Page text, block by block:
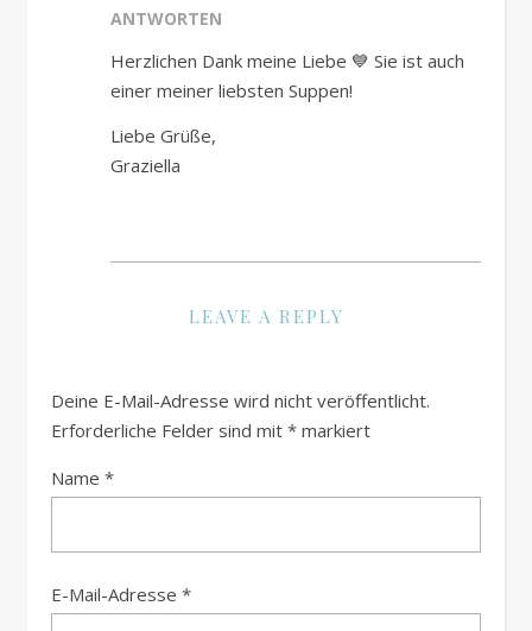
ANTWORTEN
Herzlichen Dank meine Liebe 💙 Sie ist auch
einer meiner liebsten Suppen!
Liebe Grüße,
Graziella
LEAVE A REPLY
Deine E-Mail-Adresse wird nicht veröffentlicht.
Erforderliche Felder sind mit * markiert
Name *
E-Mail-Adresse *